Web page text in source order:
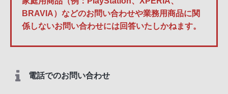
BRAVIA）などのお問い合わせや業務用商品に関
係しないお問い合わせには回答いたしかねます。
電話でのお問い合わせ